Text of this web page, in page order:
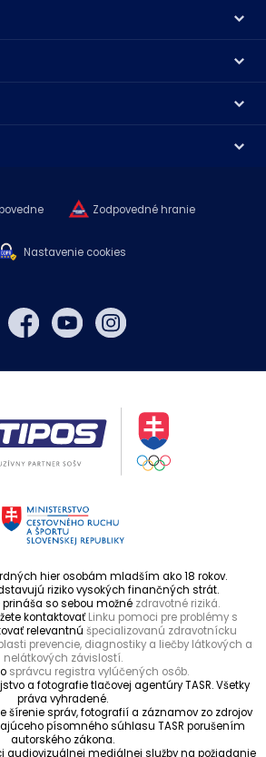
Zodpovedné hranie
Nastavenie cookies
hier osobám mladším ako 18 rokov.
riziko vysokých finančných strát.
so sebou možné zdravotné riziká.
kontaktovaťLinku pomoci pre problémy s
relevantnú špecializovanú zdravotnícku
prevencie, diagnostiky a liečby látkových a
nelátkových závislostí.
správcu registra vylúčených osôb.
a fotografie tlačovej agentúry TASR. Všetky
práva vyhradené.
šírenie správ, fotografií a záznamov zo zdrojov
písomného súhlasu TASR porušením
autorského zákona.
audiovizuálnej mediálnej služby na požiadanie